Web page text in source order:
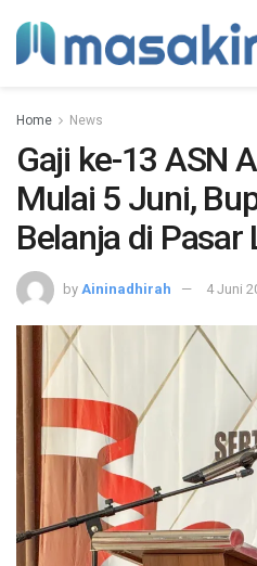
Home News
Gaji ke-13 ASN
Mulai 5 Juni,
Belanja di Pasar
by Aininadhirah 4 Juni